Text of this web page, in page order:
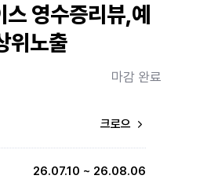
영수증리뷰,예
위노출
마감 완료
크로으
26.07.10 ~ 26.08.06